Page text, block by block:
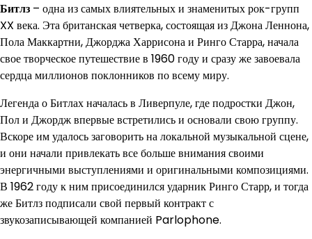
Битлз – одна из самых влиятельных и знаменитых рок-групп
XX века. Эта британская четверка, состоящая из Джона Леннона,
Пола Маккартни, Джорджа Харрисона и Ринго Старра, начала
свое творческое путешествие в 1960 году и сразу же завоевала
сердца миллионов поклонников по всему миру.
Легенда о Битлах началась в Ливерпуле, где подростки Джон,
Пол и Джордж впервые встретились и основали свою группу.
Вскоре им удалось заговорить на локальной музыкальной сцене,
и они начали привлекать все больше внимания своими
энергичными выступлениями и оригинальными композициями.
В 1962 году к ним присоединился ударник Ринго Старр, и тогда
же Битлз подписали свой первый контракт с
звукозаписывающей компанией Parlophone.